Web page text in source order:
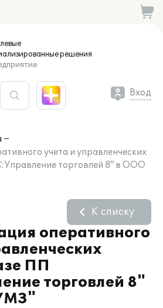
решения
Вход
учета и управленческих
торговлей 8" в ООО
оперативного
ПП
торговлей 8"
К списку